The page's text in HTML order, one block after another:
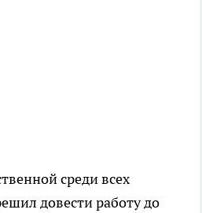
среди всех
довести работу до